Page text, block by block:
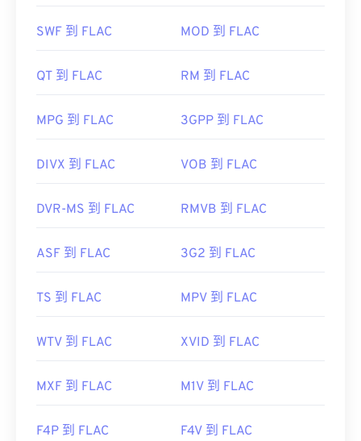
开发者： Apple Inc.
首次发行：
https://en.wikipedia.org/wiki/M4V
between-m4v-and-vs-mp4-and-vs-mkv/
此外，可以实现 FLAC 的
编解码器 包括用于编码的
Audiocogs。最后，正如名称中的“免费”一词所暗示
开发者： Xiph.Org 基金会
有用的链接：
https://en.wikipedia.org/wiki/FLAC
SWF 到 FLAC MOD 到 FLAC
QT 到 FLAC RM 到 FLAC
MPG 到 FLAC 3GPP 到 FLAC
DIVX 到 FLAC VOB 到 FLAC
DVR-MS 到 FLAC RMVB 到 FLAC
ASF 到 FLAC 3G2 到 FLAC
TS 到 FLAC MPV 到 FLAC
WTV 到 FLAC XVID 到 FLAC
MXF 到 FLAC M1V 到 FLAC
F4P 到 FLAC F4V 到 FLAC